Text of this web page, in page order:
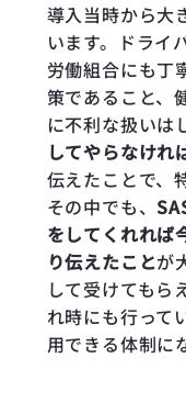
導入当時から大
います。ドライ
労働組合にも丁
策であること、
に不利な扱いは
してやらなけれ
伝えたことで、
その中でも、
をしてくれれば
り伝えたことが
して受けてもら
れ時にも行って
用できる体制に